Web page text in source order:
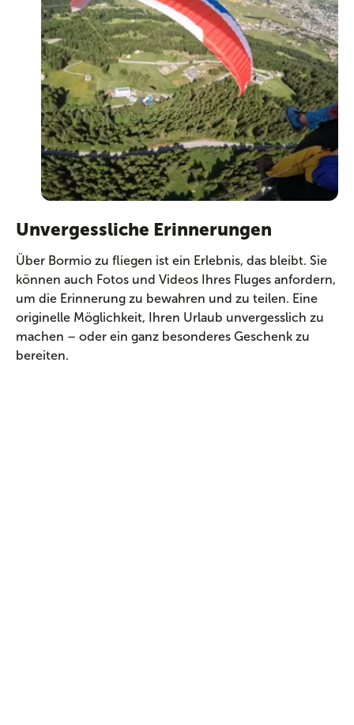
Unvergessliche Erinnerungen
Über Bormio zu fliegen ist ein Erlebnis, das bleibt. Sie
können auch Fotos und Videos Ihres Fluges anfordern,
um die Erinnerung zu bewahren und zu teilen. Eine
originelle Möglichkeit, Ihren Urlaub unvergesslich zu
machen – oder ein ganz besonderes Geschenk zu
bereiten.